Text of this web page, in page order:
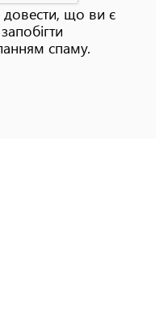
що ви є
спаму.